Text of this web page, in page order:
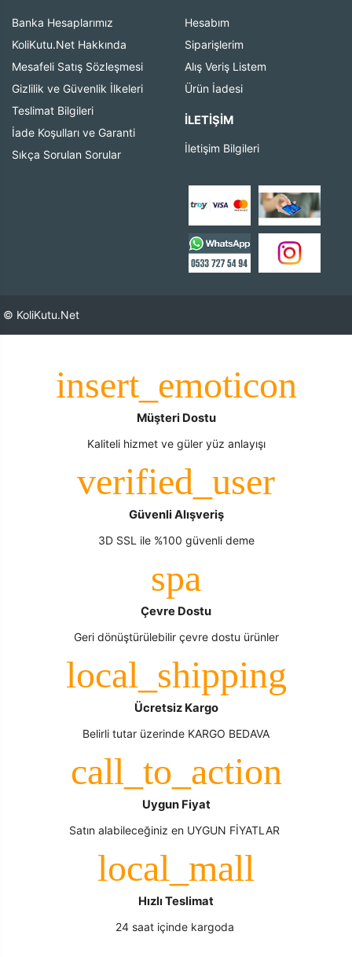
Banka Hesaplarımız
KoliKutu.Net Hakkında
Mesafeli Satış Sözleşmesi
Gizlilik ve Güvenlik İlkeleri
Teslimat Bilgileri
İade Koşulları ve Garanti
Sıkça Sorulan Sorular
Hesabım
Siparişlerim
Alış Veriş Listem
Ürün İadesi
İLETIŞIM
İletişim Bilgileri
© KoliKutu.Net
Müşteri Dostu
Kaliteli hizmet ve güler yüz anlayışı
Güvenli Alışveriş
3D SSL ile %100 güvenli deme
Çevre Dostu
Geri dönüştürülebilir çevre dostu ürünler
Ücretsiz Kargo
Belirli tutar üzerinde KARGO BEDAVA
Uygun Fiyat
Satın alabileceğiniz en UYGUN FİYATLAR
Hızlı Teslimat
24 saat içinde kargoda